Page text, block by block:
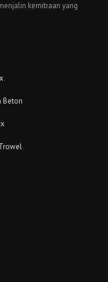
kemitraan yang
Beton